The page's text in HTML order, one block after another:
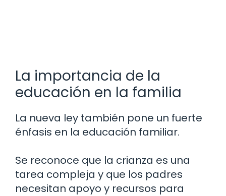
La importancia de la
educación en la familia
La nueva ley también pone un fuerte
énfasis en la educación familiar.
Se reconoce que la crianza es una
tarea compleja y que los padres
necesitan apoyo y recursos para